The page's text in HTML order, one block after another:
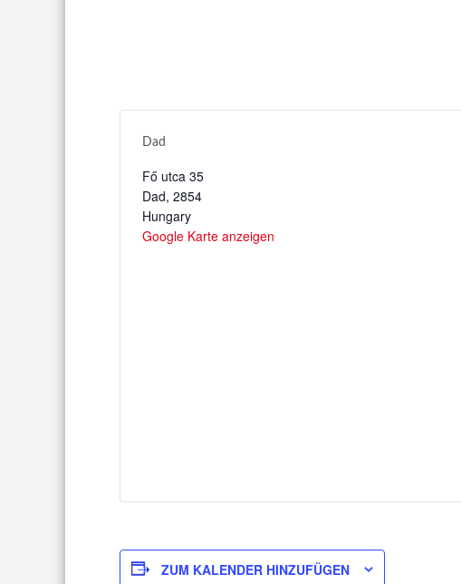
Dad
Fő utca 35
Dad, 2854
Hungary
Google Karte anzeigen
ZUM KALENDER HINZUFÜGEN